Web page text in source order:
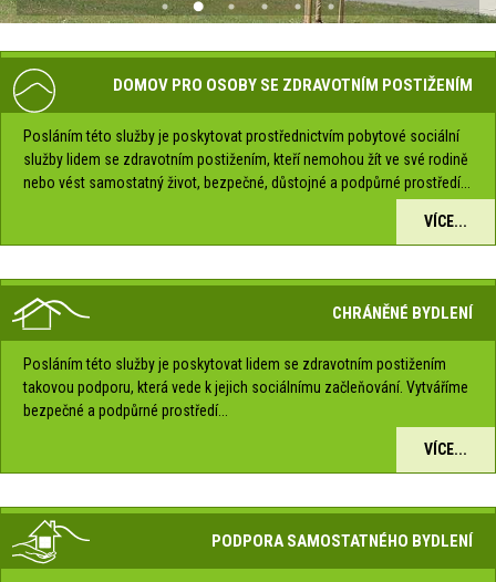
DOMOV PRO OSOBY SE ZDRAVOTNÍM POSTIŽENÍM
Posláním této služby je poskytovat prostřednictvím pobytové sociální
služby lidem se zdravotním postižením, kteří nemohou žít ve své rodině
nebo vést samostatný život, bezpečné, důstojné a podpůrné prostředí...
VÍCE...
CHRÁNĚNÉ BYDLENÍ
Posláním této služby je poskytovat lidem se zdravotním postižením
takovou podporu, která vede k jejich sociálnímu začleňování. Vytváříme
bezpečné a podpůrné prostředí...
VÍCE...
PODPORA SAMOSTATNÉHO BYDLENÍ